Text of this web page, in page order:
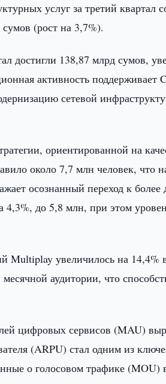
услуг за третий квартал
(рост на 3,7%).
достигли 138,87 млрд сумов,
активность поддерживает
сетевой
ориентированной на
около 7,7 млн человек, что
осознанный переход к
4,3%, до 5,8 млн, при этом
Multiplay увеличилось на
аудитории, что
цифровых сервисов (MAU)
(ARPU) стал одним из
о голосовом трафике (MOU)